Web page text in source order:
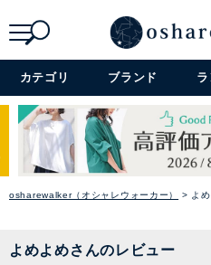
カテゴリ ブランド
osharewalker（オシャレウォーカー） よ
よめよめさんのレビュー